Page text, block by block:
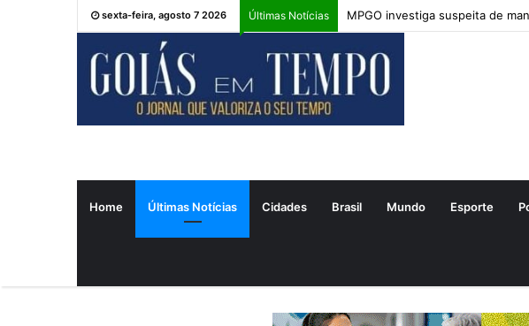
sexta-feira, agosto 7 2026 Últimas Notícias MPGO investiga suspeita de
Home Últimas Notícias Cidades Brasil Mundo Esporte